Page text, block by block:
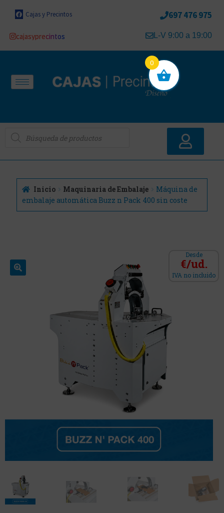
Cajas y Precintos
cajasyprecintos
697 476 975
L-V 9:00 a 19:00
Inicio Maquinaria de Embalaje
Máquina de
embalaje automática Buzz n Pack 400 sin coste
Desde
€/ud.
IVA no incluido
0